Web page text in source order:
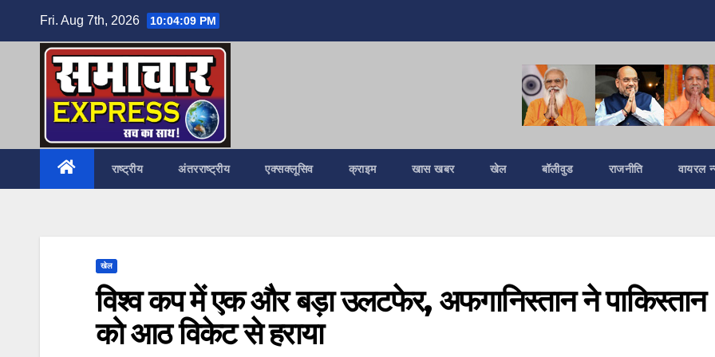
Fri. Aug 7th, 2026 10:04:10 PM
राष्ट्रीय अंतरराष्ट्रीय एक्सक्लूसिव क्राइम खास खबर खेल बॉलीवुड राजनीति वायरल
खेल
विश्‍व कप में एक और बड़ा उलटफेर, अफगानिस्‍तान ने पाकिस्‍तान
को आठ विकेट से हराया